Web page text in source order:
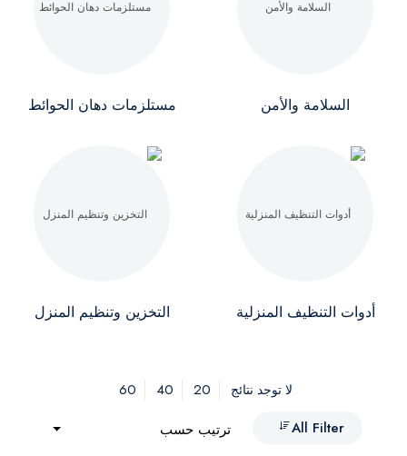
السلامة والأمن مستلزمات دهان الحوائط
أدوات التنظيف المنزلية التخزين وتنظيم المنزل
لا توجد نتائج 20
40
60
All Filter
ترتيب حسب